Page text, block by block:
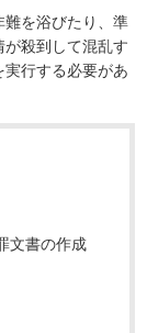
難を浴びたり、準
殺到して混乱す
実行する必要があ
文書の作成